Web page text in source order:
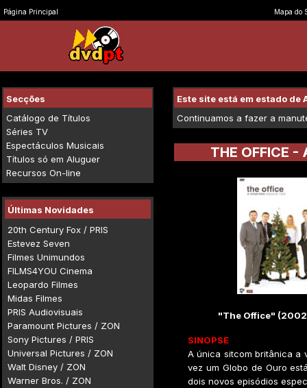
Página Principal Mapa do
Secções
Catálogo de Títulos
Séries TV
Espectáculos Musicais
Títulos só em Aluguer
Recursos On-line
Últimas Novidades
20th Century Fox / PRIS
Estevez Seven
Filmes Unimundos
FILMS4YOU Cinema
Leopardo Filmes
Midas Filmes
PRIS Audiovisuais
Paramount Pictures / ZON
Sony Pictures / PRIS
Universal Pictures / ZON
Walt Disney / ZON
Warner Bros. / ZON
Este site está em estado de
Continuamos a fazer a
THE OFFICE -
"The Office"
SINOPSE
A única sitcom britânica a
vez um Globo de Ouro
dois novos episódios